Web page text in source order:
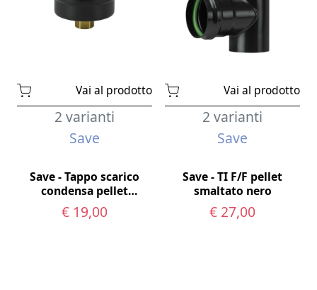
Vai al prodotto
2 varianti
Save
Save - Tappo scarico
condensa pellet
smaltato nero
€ 19,00
Vai al prodotto
2 varianti
Save
Save - TI F/F pellet
smaltato nero
€ 27,00